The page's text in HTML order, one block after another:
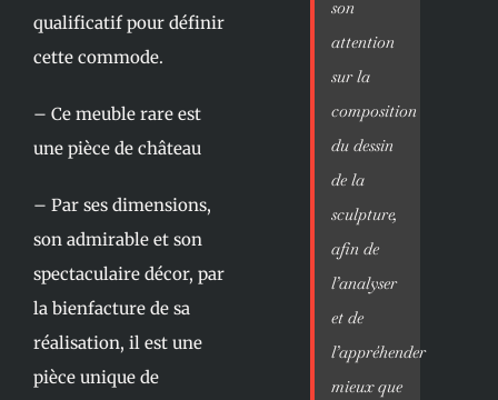
qualificatif pour définir
cette commode.
– Ce meuble rare est
une pièce de château
– Par ses dimensions,
son admirable et son
spectaculaire décor, par
la bienfacture de sa
réalisation, il est une
pièce unique de
son
attention
sur la
composition
du dessin
de la
sculpture,
afin de
l’analyser
et de
l’appréhender
mieux que